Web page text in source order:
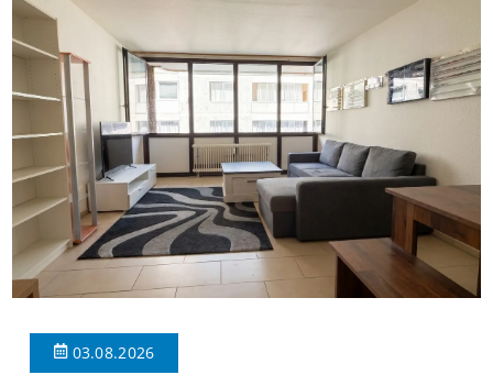
praktischen Diele, welche ausreichend Platz für eine […]
03.08.2026